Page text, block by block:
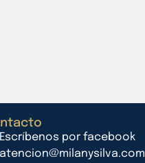
Escríbenos por facebook
atencion@milanysilva.com